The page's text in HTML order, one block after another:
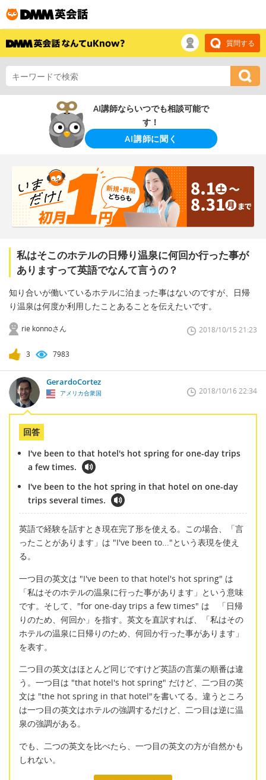
質問する
AI講師ならいつでも相談可能で
す！
AI講師に聞く
私はそこのホテルの日帰り温泉に何回か行った事が
ありますって英語でなんて言うの？
知り合いが働いているホテルに泊まった事はないのですが、日帰
り温泉は何度か利用したことあることを伝えたいです。
rie konnoさん 2018/10/15 21:23
3 7983
GerardoCortez
アメリカ合衆国 2018/10/16 22:34
回答
I've been to that hotel's hot spring for one-day trips
a few times.
I've been to the hot spring in that hotel on one-day
trips several times.
英語で経験を話すとき現在完了形を使える。この場合、「言
ったことがあります」は "I've been to..."という表現を使え
る。
一つ目の英文は "I've been to that hotel's hot spring" は
「私はそのホテルの温泉に行った事があります」という意味
です。そして、"for one-day trips a few times" は 「日帰
りのため、何回か」を指す。英文を直訳すれば、「私はその
ホテルの温泉に日帰りのため、何回か行った事があります」
を表す。
二つ目の英文はほとんど同じですけど英語の言葉の順番は違
う。一つ目は "that hotel's hot spring" だけど、二つ目の英
文は "the hot spring in that hotel"を書いてる。違うところ
は一つ目の英文はホテルの強調するだけど、二つ目は逆に温
泉の強調がある。
でも、二つの英文を比べたら、一つ目の英文の方が自然かも
しれない。